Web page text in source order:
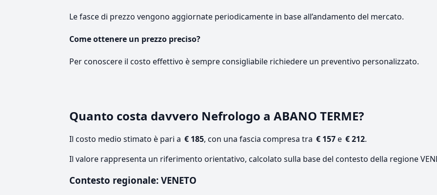
Le fasce di prezzo vengono aggiornate periodicamente in base all’andamento del mercato.
Come ottenere un prezzo preciso?
Per conoscere il costo effettivo è sempre consigliabile richiedere un preventivo personalizzato.
Quanto costa davvero Nefrologo a ABANO TERME?
Il costo medio stimato è pari a € 185, con una fascia compresa tra € 157e € 212.
Il valore rappresenta un riferimento orientativo, calcolato sulla base del contesto della regione
Contesto regionale: VENETO